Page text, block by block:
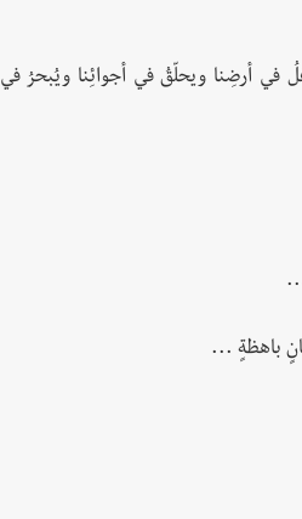
شوبا وشبعا والغجر ويتوغلُ في أرضِنا ويحلّقُ في أجوائِنا ويُبحرُ في
باهظةٍ ...